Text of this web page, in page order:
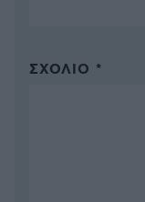
ΣΧΌΛΙΟ *